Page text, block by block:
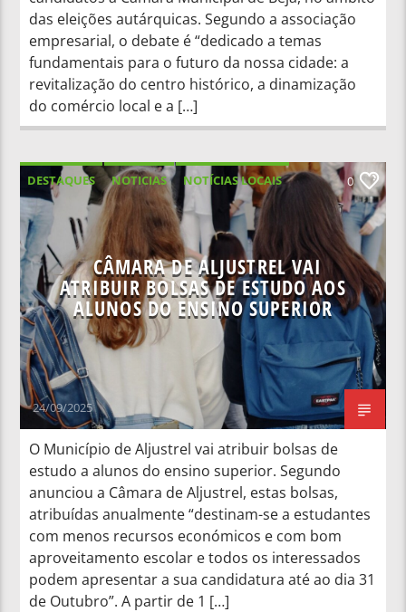
das eleições autárquicas. Segundo a associação
empresarial, o debate é “dedicado a temas
fundamentais para o futuro da nossa cidade: a
revitalização do centro histórico, a dinamização
do comércio local e a […]
DESTAQUES NOTICIAS
NOTÍCIAS LOCAIS
NOTÍCIAS NACIONAIS
0
CÂMARA DE ALJUSTREL VAI
ATRIBUIR BOLSAS DE ESTUDO AOS
ALUNOS DO ENSINO SUPERIOR
24/09/2025
O Município de Aljustrel vai atribuir bolsas de
estudo a alunos do ensino superior. Segundo
anunciou a Câmara de Aljustrel, estas bolsas,
atribuídas anualmente “destinam-se a estudantes
com menos recursos económicos e com bom
aproveitamento escolar e todos os interessados
podem apresentar a sua candidatura até ao dia 31
de Outubro”. A partir de 1 […]